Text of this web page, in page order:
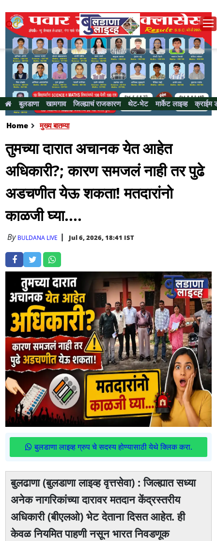
बुलडाणा खामगाव जिल्ह्याचं राजकारण थेट-भेट मार्केट लाइव्ह क्राईम
Home मुख्य बातम्या
तुमच्या दारात अचानक येत आहेत
अधिकारी?; कारण समजलं नाही तर पुढे
अडचणीत येऊ शकता! मतदारांनो
काळजी घ्या....
By BULDANA LIVE Jul 6, 2026, 18:41 IST
बुलडाणा लाइव्ह ग्रुप चे सदस्य होण्यासाठी येथे क्लिक करा.
बुलढाणा (बुलडाणा लाइव्ह वृत्तसेवा) : जिल्ह्यात सध्या
अनेक नागरिकांच्या दारावर मतदान केंद्रस्तरीय
अधिकारी (बीएलओ) भेट देताना दिसत आहेत. ही
केवळ नियमित पाहणी नसून भारत निवडणूक